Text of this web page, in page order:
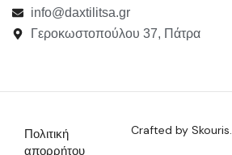
info@daxtilitsa.gr
Γεροκωστοπούλου 37, Πάτρα
Πολιτική
απορρήτου
Crafted by Skouris.